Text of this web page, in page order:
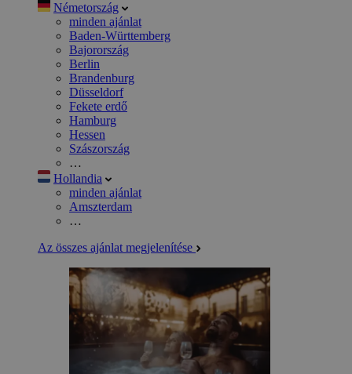
Németország
minden ajánlat
Baden-Württemberg
Bajorország
Berlin
Brandenburg
Düsseldorf
Fekete erdő
Hamburg
Hessen
Szászország
…
Hollandia
minden ajánlat
Amszterdam
…
Az összes ajánlat megjelenítése